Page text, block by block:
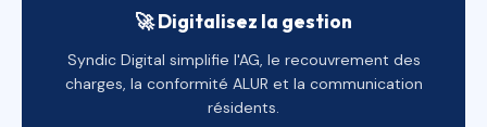
🚀 Digitalisez la gestion
Syndic Digital simplifie l'AG, le recouvrement des
charges, la conformité ALUR et la communication
résidents.